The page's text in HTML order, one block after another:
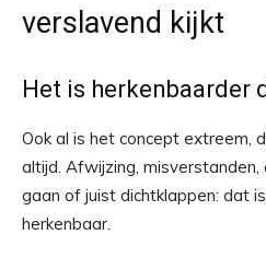
verslavend kijkt
Het is herkenbaarder
Ook al is het concept extreem,
altijd. Afwijzing, misverstanden,
gaan of juist dichtklappen: dat
herkenbaar.